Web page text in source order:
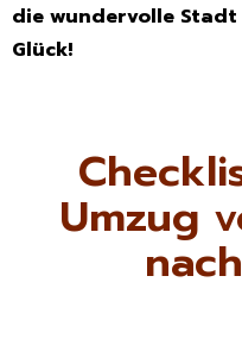
die wundervolle Stadt
Glück!
Umzug